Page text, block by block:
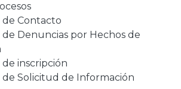
Contacto
Denuncias por Hechos de
inscripción
Solicitud de Información